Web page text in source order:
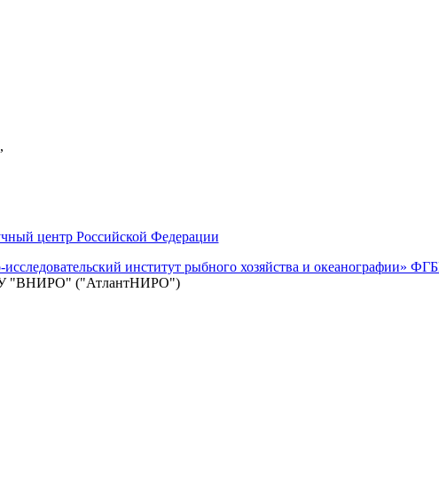
центр Российской Федерации
исследовательский институт рыбного хозяйства и океанографии»
"ВНИРО" ("АтлантНИРО")